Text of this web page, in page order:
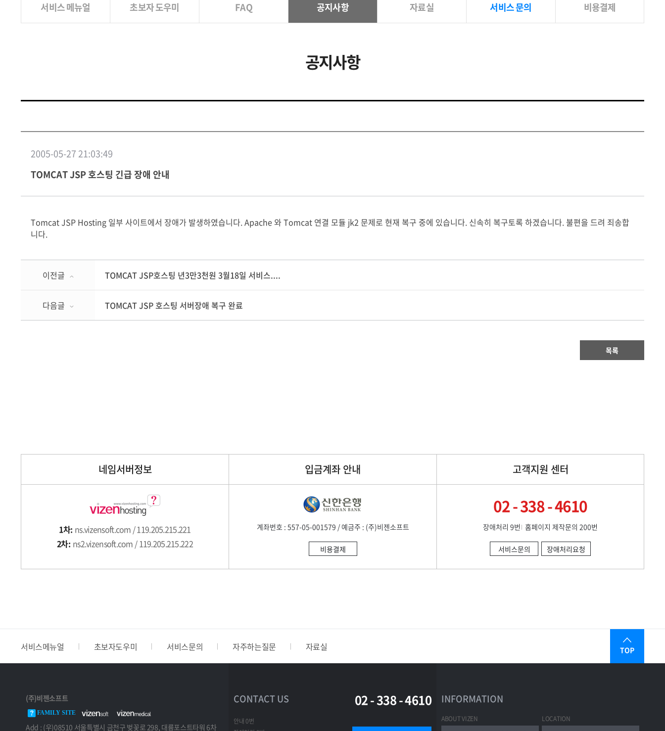
서비스 메뉴얼 초보자 도우미 FAQ 공지사항 자료실 서비스 문의 비용결제
공지사항
2005-05-27 21:03:49
TOMCAT JSP 호스팅 긴급 장애 안내
Tomcat JSP Hosting 일부 사이트에서 장애가 발생하였습니다. Apache 와 Tomcat 연결 모듈 jk2 문제로 현재 복구 중에 있습니다. 신속히 복구토록 하겠습니다. 불편을 드려 죄송합
니다.
이전글 TOMCAT JSP호스팅 년3만3천원 3월18일 서비스....
다음글 TOMCAT JSP 호스팅 서버장애 복구 완료
목록
네임서버정보
1차: ns.vizensoft.com / 119.205.215.221
2차: ns2.vizensoft.com / 119.205.215.222
입금계좌 안내
계좌번호 : 557-05-001579 / 예금주 : (주)비젠소프트
비용결제
고객지원 센터
02 - 338 - 4610
장애처리 9번 홈페이지 제작문의 200번
서비스문의 장애처리요청
서비스메뉴얼 초보자도우미 서비스문의 자주하는질문 자료실 TOP
(주)비젠소프트
FAMILY SITE
Add : (우)08510 서울특별시 금천구 벚꽃로 298, 대륭포스트타워 6차
CONTACT US 02 - 338 - 4610
안내 0번
INFORMATION
ABOUT VIZEN LOCATION